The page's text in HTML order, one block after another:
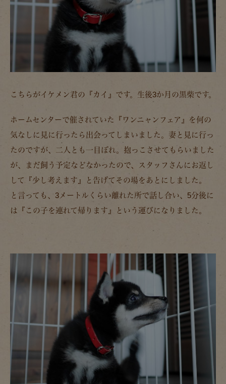
こちらがイケメン君の『カイ』です。生後3か月の黒柴です。
ホームセンターで催されていた『ワンニャンフェア』を何の
気なしに見に行ったら出会ってしまいました。妻と見に行っ
たのですが、二人とも一目ぼれ。抱っこさせてもらいました
が、まだ飼う予定などなかったので、スタッフさんにお返し
して『少し考えます』と告げてその場をあとにしました。
と言っても、3メートルくらい離れた所で話し合い、5分後に
は『この子を連れて帰ります』という運びになりました。